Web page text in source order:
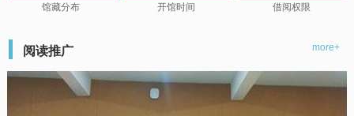
馆藏分布 开馆时间 借阅权限
阅读推广 more+